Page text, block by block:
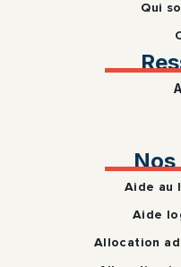
Qui
Nos
Aide au
Aide
Allocation